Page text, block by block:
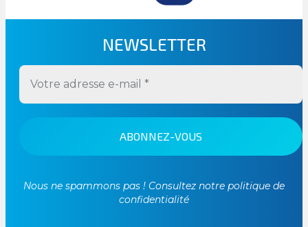
NEWSLETTER
Nous ne spammons pas ! Consultez notre politique de
confidentialité